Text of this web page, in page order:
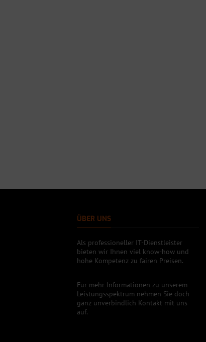
ÜBER UNS
Als professioneller IT-Dienstleister
bieten wir Ihnen viel know-how und
hohe Kompetenz zu fairen Preisen.
Für mehr Informationen zu unserem
Leistungsspektrum nehmen Sie doch
ganz unverbindlich Kontakt mit uns
auf.